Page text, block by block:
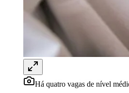
Panorama Econômico
Panorama Econômico
Para Sua Empresa
Anuncie no Portal
Verificar Empresa
Anunciar Vagas
Publicidade Legal
Há quatro vagas de nível